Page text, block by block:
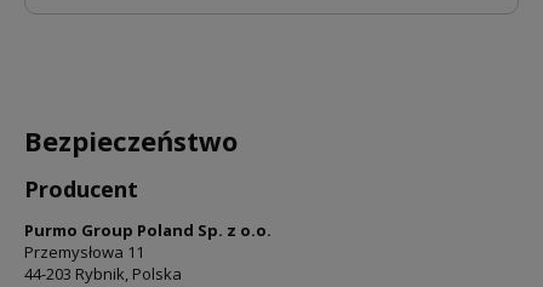
Bezpieczeństwo
Producent
Purmo Group Poland Sp. z o.o.
Przemysłowa 11
44-203 Rybnik, Polska